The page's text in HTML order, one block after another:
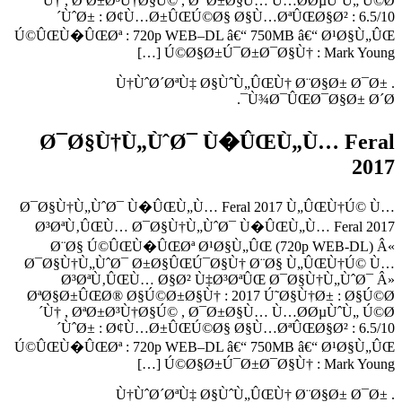
´ÙˆØ± : Ø¢Ù…Ø±ÛŒÚ©Ø§ Ø§Ù…ØªÛŒØ§Ø² : 6.5/10
Ú©ÛŒÙ�ÛŒØª : 720p WEB–DL â€“ 750MB â€“ Ø¹Ø§Ù„ÛŒ
Ú©Ø§Ø±Ú¯Ø±Ø¯Ø§Ù† : Mark Young […]
Ù†ÙˆØ´ØªÙ‡ Ø§ÙˆÙ„ÛŒÙ† Ø¨Ø§Ø± Ø¯Ø± .
Ù¾Ø¯ÛŒØ¯Ø§Ø± Ø´Ø¯.
Ø¯Ø§Ù†Ù„ÙˆØ¯ Ù�ÛŒÙ„Ù… Feral
2017
Ø¯Ø§Ù†Ù„ÙˆØ¯ Ù�ÛŒÙ„Ù… Feral 2017 Ù„ÛŒÙ†Ú© Ù…
Ø³ØªÙ‚ÛŒÙ… Ø¯Ø§Ù†Ù„ÙˆØ¯ Ù�ÛŒÙ„Ù… Feral 2017
Ø¨Ø§ Ú©ÛŒÙ�ÛŒØª Ø¹Ø§Ù„ÛŒ (720p WEB-DL) Â«
Ø¯Ø§Ù†Ù„ÙˆØ¯ Ø±Ø§ÛŒÚ¯Ø§Ù† Ø¨Ø§ Ù„ÛŒÙ†Ú© Ù…
Ø³ØªÙ‚ÛŒÙ… Ø§Ø² Ù‡Ø³ØªÛŒ Ø¯Ø§Ù†Ù„ÙˆØ¯ Â»
ØªØ§Ø±ÛŒØ® Ø§Ú©Ø±Ø§Ù† : 2017 Ú˜Ø§Ù†Ø± : Ø§Ú©Ø
´Ù† , ØªØ±Ø³Ù†Ø§Ú© , Ø¯Ø±Ø§Ù… Ù…Ø­ØµÙˆÙ„ Ú©Ø
´ÙˆØ± : Ø¢Ù…Ø±ÛŒÚ©Ø§ Ø§Ù…ØªÛŒØ§Ø² : 6.5/10
Ú©ÛŒÙ�ÛŒØª : 720p WEB–DL â€“ 750MB â€“ Ø¹Ø§Ù„ÛŒ
Ú©Ø§Ø±Ú¯Ø±Ø¯Ø§Ù† : Mark Young […]
Ù†ÙˆØ´ØªÙ‡ Ø§ÙˆÙ„ÛŒÙ† Ø¨Ø§Ø± Ø¯Ø± .